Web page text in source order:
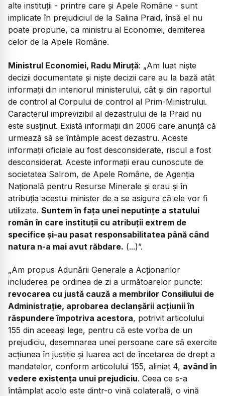
alte instituții - printre care și Apele Române - sunt
implicate în prejudiciul de la Salina Praid, însă el nu
poate propune, ca ministru al Economiei, demiterea
celor de la Apele Române.
Ministrul Economiei, Radu Miruță: „Am luat niște
decizii documentate și niște decizii care au la bază atât
informații din interiorul ministerului, cât și din raportul
de control al Corpului de control al Prim-Ministrului.
Caracterul imprevizibil al dezastrului de la Praid nu
este susținut. Există informații din 2006 care anunță că
urmează să se întâmple acest dezastru. Aceste
informații oficiale au fost desconsiderate, riscul a fost
desconsiderat. Aceste informații erau cunoscute de
societatea Salrom, de Apele Române, de Agenția
Națională pentru Resurse Minerale și erau și în
atribuția acestui minister de a se asigura că ele vor fi
utilizate. Suntem în fața unei neputințe a statului
român în care instituții cu atribuții extrem de
specifice și-au pasat responsabilitatea până când
natura n-a mai avut răbdare. (...)”.
„Am propus Adunării Generale a Acționarilor
includerea pe ordinea de zi a următoarelor puncte:
revocarea cu justă cauză a membrilor Consiliului de
Administrație, aprobarea declanșării acțiunii în
răspundere împotriva acestora, potrivit articolului
155 din aceeași lege, pentru că este vorba de un
prejudiciu, desemnarea unei persoane care să exercite
acțiunea în justiție și luarea act de încetarea de drept a
mandatelor, conform articolului 155, aliniat 4, având în
vedere existența unui prejudiciu. Ceea ce s-a
întâmplat acolo este dintr-o vină colaterală, o vină